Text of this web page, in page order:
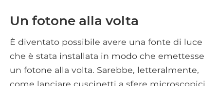
Un fotone alla volta
È diventato possibile avere una fonte di luce
che è stata installata in modo che emettesse
un fotone alla volta. Sarebbe, letteralmente,
come lanciare cuscinetti a sfere microscopici